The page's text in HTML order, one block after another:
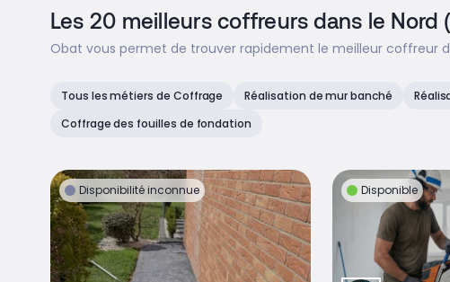
Les 20 meilleurs coffreurs dans le Nord
Obat vous permet de trouver rapidement le meilleur coffreur
Tous les métiers de Coffrage Réalisation de mur banché
Coffrage des fouilles de fondation
Disponibilité inconnue Disponible